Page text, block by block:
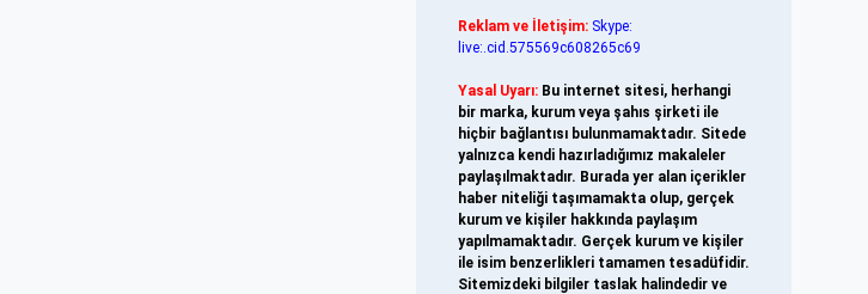
Reklam ve İletişim: Skype:
live:.cid.575569c608265c69
Yasal Uyarı: Bu internet sitesi, herhangi
bir marka, kurum veya şahıs şirketi ile
hiçbir bağlantısı bulunmamaktadır. Sitede
yalnızca kendi hazırladığımız makaleler
paylaşılmaktadır. Burada yer alan içerikler
haber niteliği taşımamakta olup, gerçek
kurum ve kişiler hakkında paylaşım
yapılmamaktadır. Gerçek kurum ve kişiler
ile isim benzerlikleri tamamen tesadüfidir.
Sitemizdeki bilgiler taslak halindedir ve